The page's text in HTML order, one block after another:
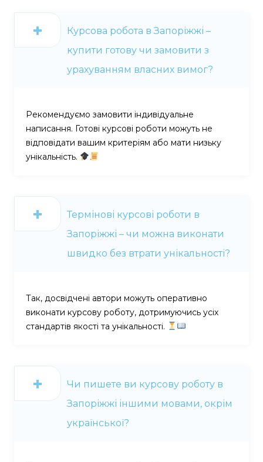
Курсова робота в Запоріжжі –
купити готову чи замовити з
урахуванням власних вимог?
Рекомендуємо замовити індивідуальне
написання. Готові курсові роботи можуть не
відповідати вашим критеріям або мати низьку
унікальність.
Термінові курсові роботи в
Запоріжжі – чи можна виконати
швидко без втрати унікальності?
Так, досвідчені автори можуть оперативно
виконати курсову роботу, дотримуючись усіх
стандартів якості та унікальності.
Чи пишете ви курсову роботу в
Запоріжжі іншими мовами, окрім
української?